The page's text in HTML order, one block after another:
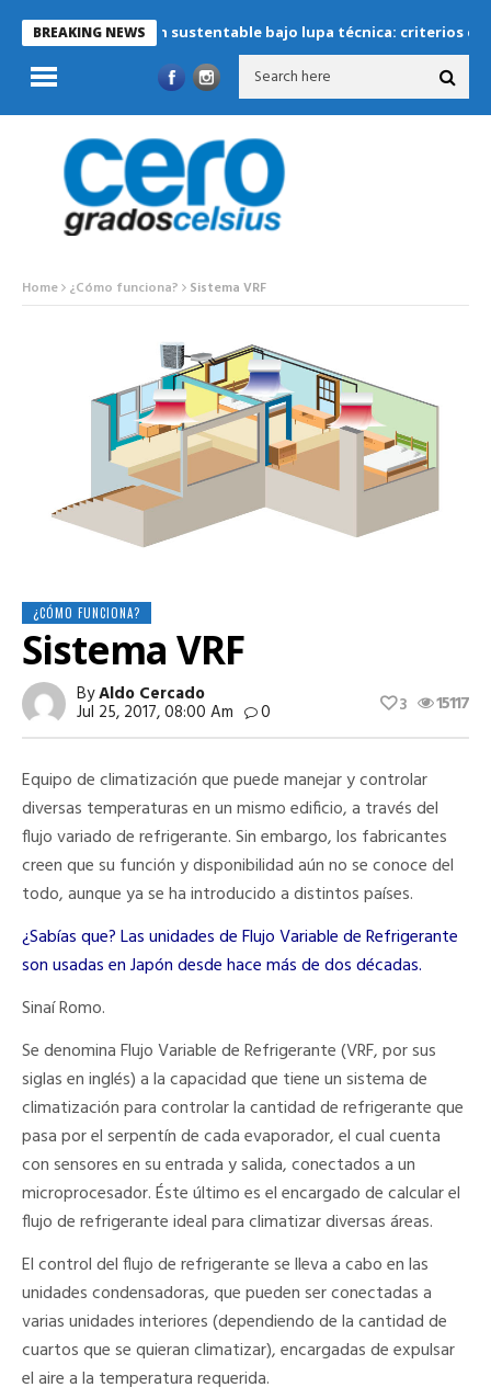
BREAKING NEWSsustentable bajo lupa técnica: criterios críticos
Home ¿Cómo funciona? Sistema VRF
¿CÓMO FUNCIONA?
Sistema VRF
ByAldo Cercado
Jul 25, 2017, 08:00 Am 0 15117
3
Equipo de climatización que puede manejar y controlar
diversas temperaturas en un mismo edificio, a través del
flujo variado de refrigerante. Sin embargo, los fabricantes
creen que su función y disponibilidad aún no se conoce del
todo, aunque ya se ha introducido a distintos países.
¿Sabías que? Las unidades de Flujo Variable de Refrigerante
son usadas en Japón desde hace más de dos décadas.
Sinaí Romo.
Se denomina Flujo Variable de Refrigerante (VRF, por sus
siglas en inglés) a la capacidad que tiene un sistema de
climatización para controlar la cantidad de refrigerante que
pasa por el serpentín de cada evaporador, el cual cuenta
con sensores en su entrada y salida, conectados a un
microprocesador. Éste último es el encargado de calcular el
flujo de refrigerante ideal para climatizar diversas áreas.
El control del flujo de refrigerante se lleva a cabo en las
unidades condensadoras, que pueden ser conectadas a
varias unidades interiores (dependiendo de la cantidad de
cuartos que se quieran climatizar), encargadas de expulsar
el aire a la temperatura requerida.